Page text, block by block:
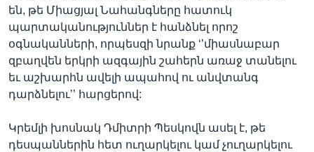
են, թե Միացյալ Նահանգները հատուկ
պարտականություններ է հանձնել որոշ
օգնականների, որպեսզի նրանք ‘’միասնաբար
զբաղվեն երկրի ազգային շահերն առաջ տանելու
եւ աշխարհն ավելի ապահով ու անվտանգ
դարձնելու’’ հարցերով:
Կրեմլի խոսնակ Դմիտրի Պեսկովն ասել է, թե
դեսպաններին հետ ուղարկելու կամ չուղարկելու